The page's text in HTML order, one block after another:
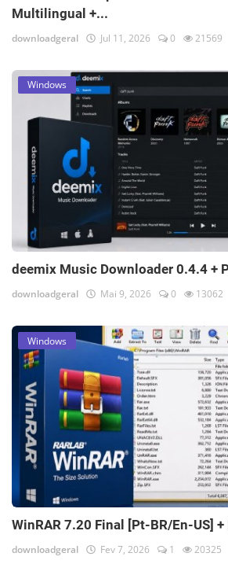
Multilingual +...
downloadgeral Jul 11, 2026 0 21569
Windows
deemix Music Downloader 0.4.4 +
downloadgeral Mai 9, 2026 0 13062
Windows
WinRAR 7.20 Final [Pt-BR/En-US]
downloadgeral Fev 7, 2026 1 20325